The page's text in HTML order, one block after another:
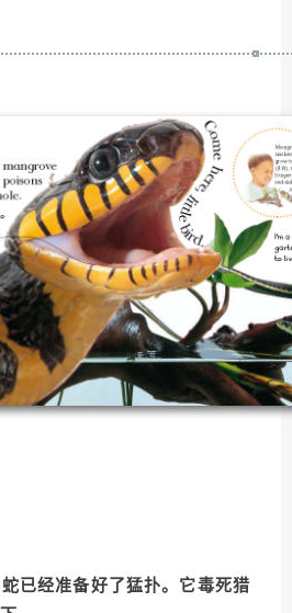
已经准备好了猛扑。它毒死猎